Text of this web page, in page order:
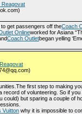
Reagovat
get passengers off theCoach
Onlineworked for Asiana
Coach Outletbegan yelling
Reagovat
first step to making
record of volunteering. So if
could) but sparing a couple of
Vuitton why it is impossible to